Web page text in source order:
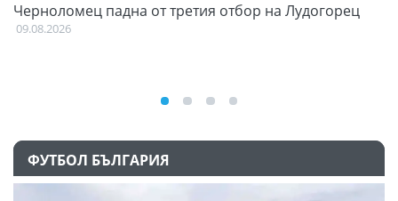
Черноломец падна от третия отбор на Лудогорец
09.08.2026
ФУТБОЛ БЪЛГАРИЯ